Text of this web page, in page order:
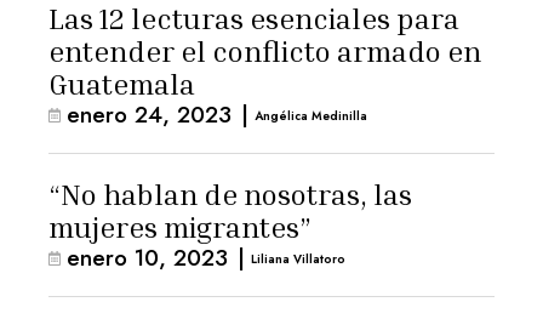
Las 12 lecturas esenciales para
entender el conflicto armado en
Guatemala
enero 24, 2023 | Angélica Medinilla
“No hablan de nosotras, las
mujeres migrantes”
enero 10, 2023 | Liliana Villatoro